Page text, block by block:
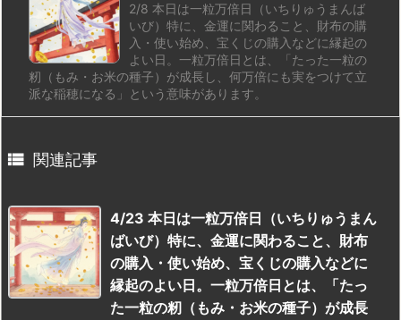
2/8 本日は一粒万倍日（いちりゅうまんば
いび）特に、金運に関わること、財布の購
入・使い始め、宝くじの購入などに縁起の
よい日。一粒万倍日とは、「たった一粒の
籾（もみ・お米の種子）が成長し、何万倍にも実をつけて立
派な稲穂になる」という意味があります。
 関連記事
4/23 本日は一粒万倍日（いちりゅうまん
ばいび）特に、金運に関わること、財布
の購入・使い始め、宝くじの購入などに
縁起のよい日。一粒万倍日とは、「たっ
た一粒の籾（もみ・お米の種子）が成長